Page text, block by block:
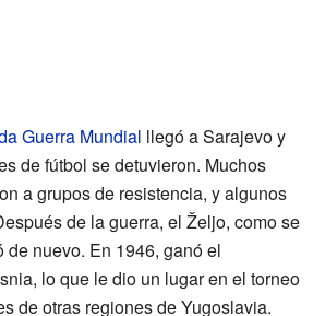
Guerra Mundial llegó a Sarajevo y
de fútbol se detuvieron. Muchos
a grupos de resistencia, y algunos
de la guerra, el Željo, como se
de nuevo. En 1946, ganó el
lo que le dio un lugar en el torneo
de otras regiones de Yugoslavia.